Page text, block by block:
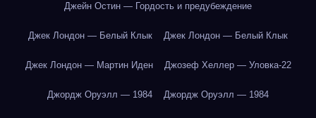
Джейн Остин — Гордость и предубеждение
Джек Лондон — Белый Клык Джек Лондон — Белый Клык
Джек Лондон — Мартин Иден Джозеф Хеллер — Уловка-22
Джордж Оруэлл — 1984 Джордж Оруэлл — 1984